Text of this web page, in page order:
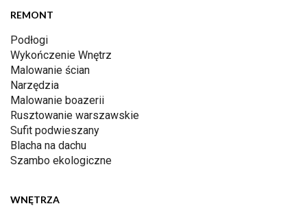
REMONT
Podłogi
Wykończenie Wnętrz
Malowanie ścian
Narzędzia
Malowanie boazerii
Rusztowanie warszawskie
Sufit podwieszany
Blacha na dachu
Szambo ekologiczne
WNĘTRZA